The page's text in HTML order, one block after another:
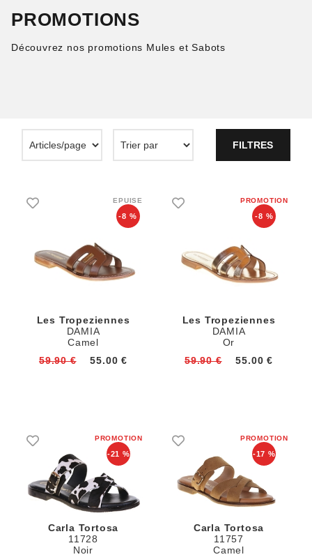
PROMOTIONS
Découvrez nos promotions Mules et Sabots
FILTRES
-8 %
Les Tropeziennes
DAMIA
Camel
59.90 €
55.00 €
-8 %
Les Tropeziennes
DAMIA
Or
59.90 €
55.00 €
-21 %
Carla Tortosa
11728
Noir
-17 %
Carla Tortosa
11757
Camel